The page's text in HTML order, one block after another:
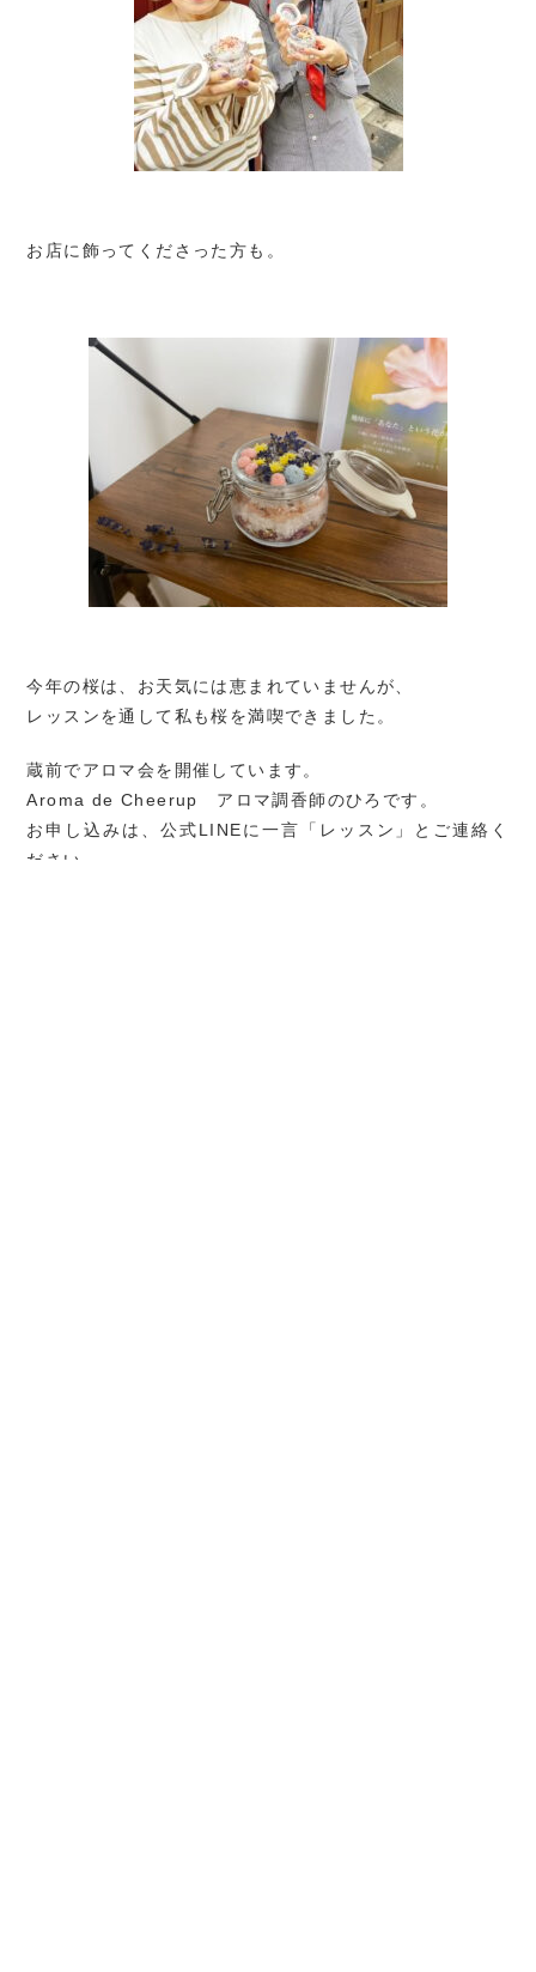
お店に飾ってくださった方も。
今年の桜は、お天気には恵まれていませんが、
レッスンを通して私も桜を満喫できました。
蔵前でアロマ会を開催しています。
Aroma de Cheerup アロマ調香師のひろです。
お申し込みは、公式LINEに一言「レッスン」とご連絡く
ださい。